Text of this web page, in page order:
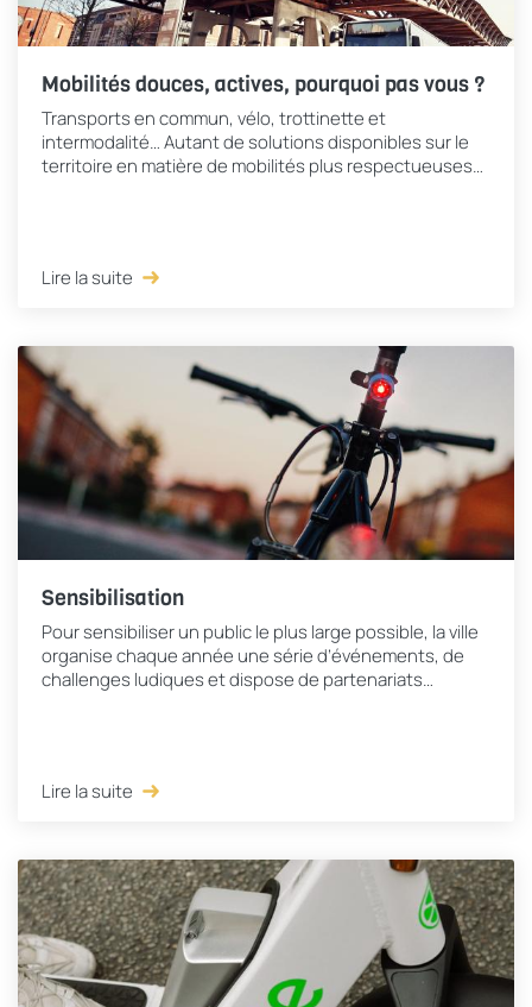
Mobilités douces, actives, pourquoi pas vous ?
Transports en commun, vélo, trottinette et
intermodalité… Autant de solutions disponibles sur le
territoire en matière de mobilités plus respectueuses
Lire la suite
Sensibilisation
Pour sensibiliser un public le plus large possible, la ville
organise chaque année une série d’événements, de
challenges ludiques et dispose de partenariats
Lire la suite